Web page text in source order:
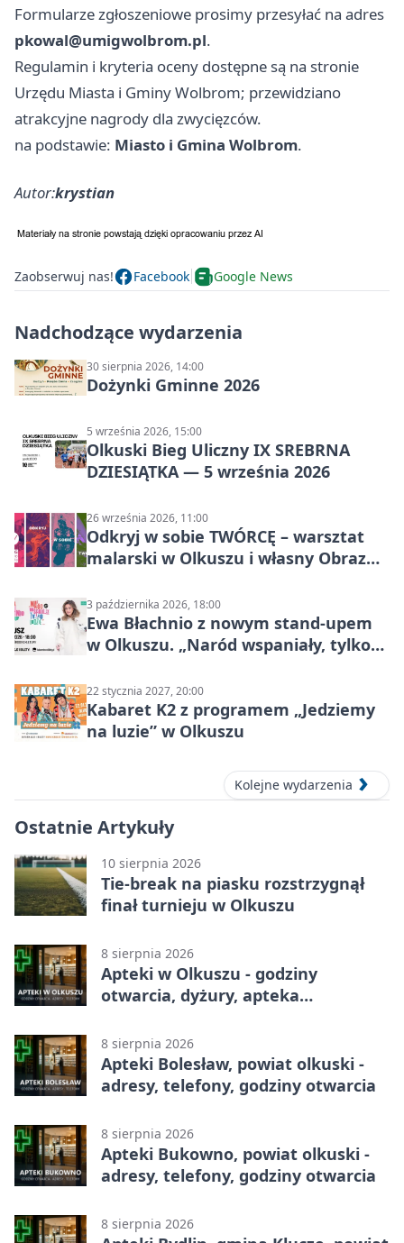
Formularze zgłoszeniowe prosimy przesyłać na adres
pkowal@umigwolbrom.pl.
Regulamin i kryteria oceny dostępne są na stronie
Urzędu Miasta i Gminy Wolbrom; przewidziano
atrakcyjne nagrody dla zwycięzców.
na podstawie: Miasto i Gmina Wolbrom.
Autor:krystian
Zaobserwuj nas! Facebook Google News
Nadchodzące wydarzenia
30 sierpnia 2026, 14:00
Dożynki Gminne 2026
5 września 2026, 15:00
Olkuski Bieg Uliczny IX SREBRNA
DZIESIĄTKA — 5 września 2026
26 września 2026, 11:00
Odkryj w sobie TWÓRCĘ – warsztat
malarski w Olkuszu i własny Obraz
3 października 2026, 18:00
Ewa Błachnio z nowym stand-upem
w Olkuszu. „Naród wspaniały, tylko
22 stycznia 2027, 20:00
Kabaret K2 z programem „Jedziemy
na luzie” w Olkuszu
Kolejne wydarzenia
Ostatnie Artykuły
10 sierpnia 2026
Tie-break na piasku rozstrzygnął
finał turnieju w Olkuszu
8 sierpnia 2026
Apteki w Olkuszu - godziny
otwarcia, dyżury, apteka
8 sierpnia 2026
Apteki Bolesław, powiat olkuski -
adresy, telefony, godziny otwarcia
8 sierpnia 2026
Apteki Bukowno, powiat olkuski -
adresy, telefony, godziny otwarcia
8 sierpnia 2026